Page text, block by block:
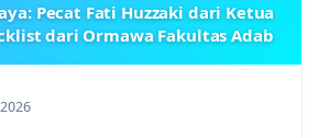
Pecat Fati Huzzaki dari Ketua
dari Ormawa Fakultas Adab